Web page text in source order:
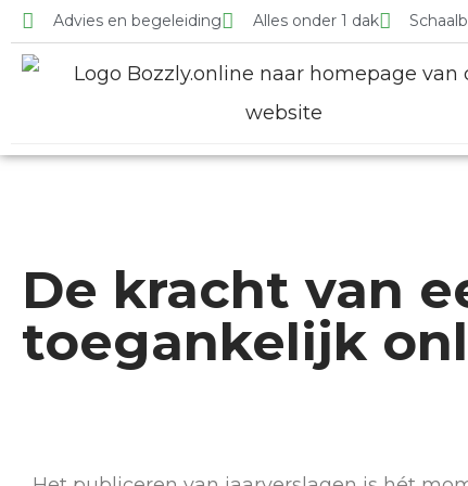
Advies en begeleiding Alles onder 1 dak
De kracht van
toegankelijk